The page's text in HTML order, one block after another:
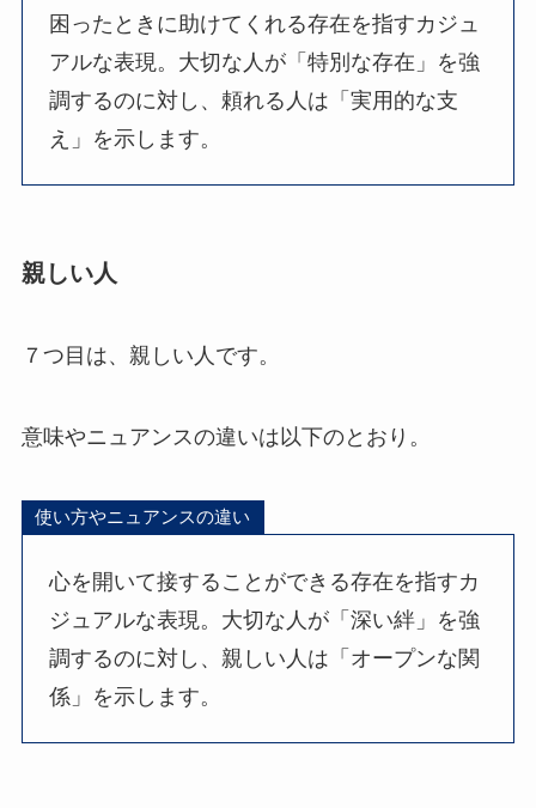
困ったときに助けてくれる存在を指すカジュ
アルな表現。大切な人が「特別な存在」を強
調するのに対し、頼れる人は「実用的な支
え」を示します。
親しい人
７つ目は、親しい人です。
意味やニュアンスの違いは以下のとおり。
使い方やニュアンスの違い
心を開いて接することができる存在を指すカ
ジュアルな表現。大切な人が「深い絆」を強
調するのに対し、親しい人は「オープンな関
係」を示します。